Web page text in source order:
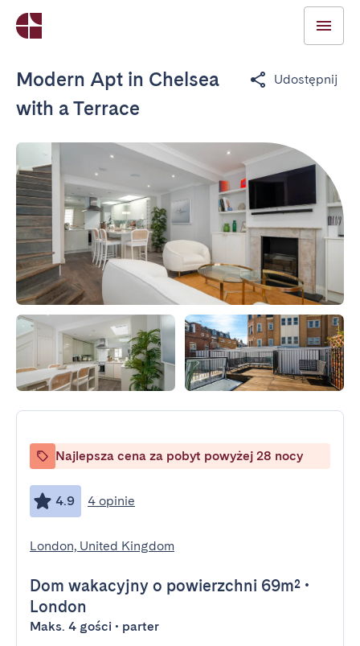
Modern Apt in Chelsea
with a Terrace
Udostępnij
Najlepsza cena za pobyt powyżej 28 nocy
4.9 4 opinie
London, United Kingdom
Dom wakacyjny o powierzchni 69m² •
London
Maks. 4 gości • parter